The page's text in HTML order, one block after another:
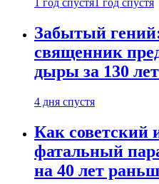
1 год спустя 1 год спустя
Забытый
священник
дыры за 130
4 дня спустя
Как советский
фатальный
на 40 лет